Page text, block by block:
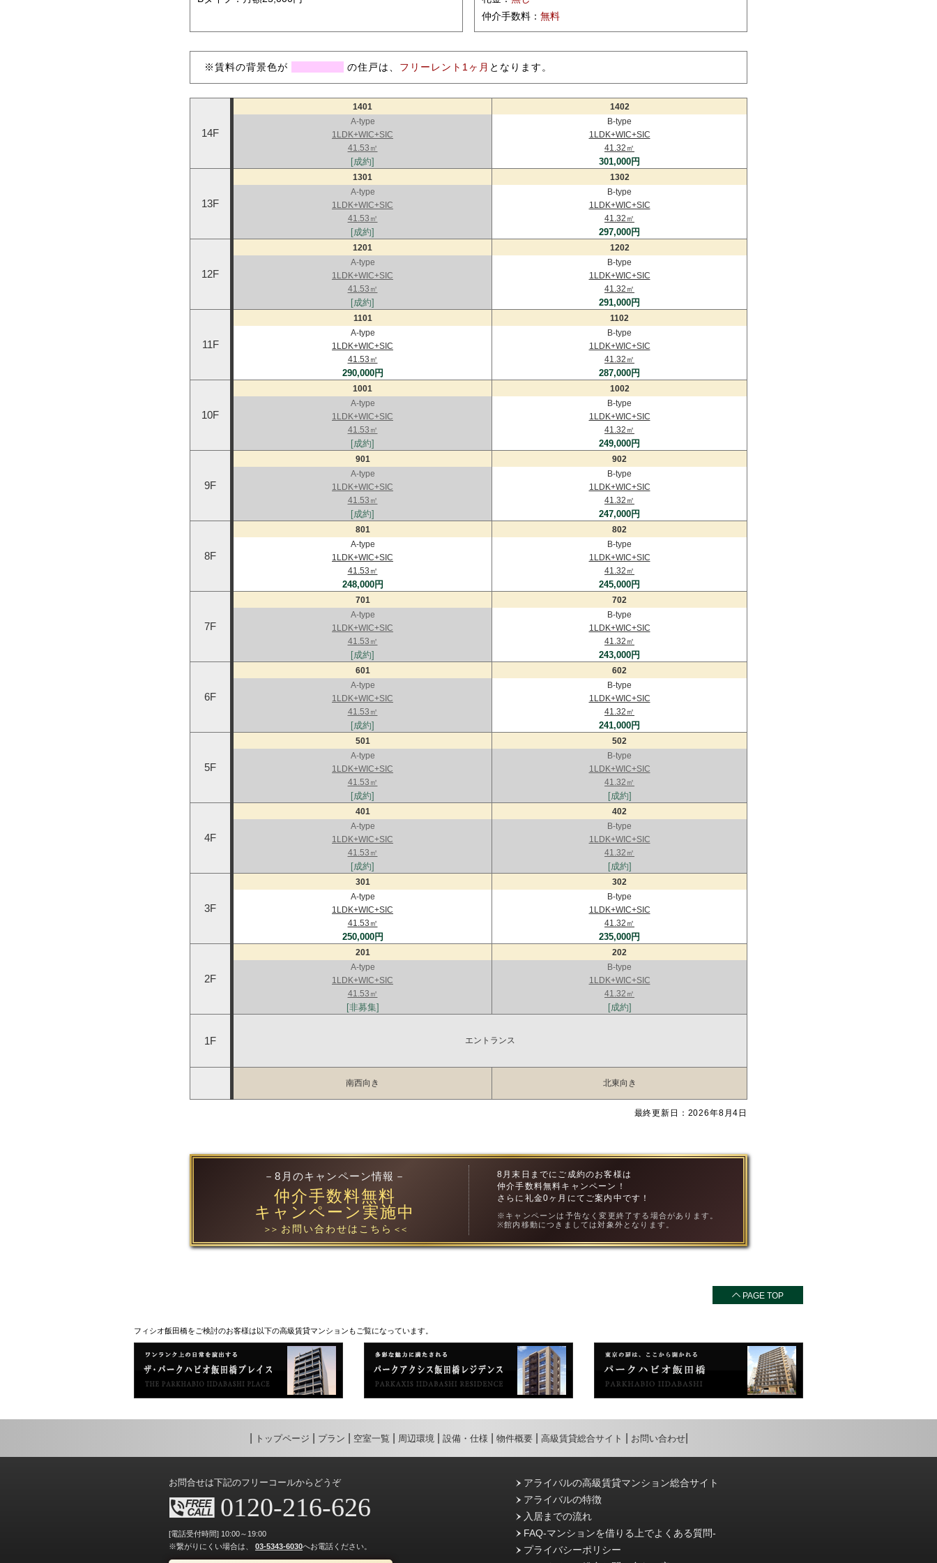
仲介手数料： 無料
※賃料の背景色が の住戸は、 フリーレント1ヶ月 となります。
14F
1401
A-type
1LDK+WIC+SIC
41.53㎡
[成約]
1402
B-type
1LDK+WIC+SIC
41.32㎡
301,000円
13F
1301
A-type
1LDK+WIC+SIC
41.53㎡
[成約]
1302
B-type
1LDK+WIC+SIC
41.32㎡
297,000円
12F
1201
A-type
1LDK+WIC+SIC
41.53㎡
[成約]
1202
B-type
1LDK+WIC+SIC
41.32㎡
291,000円
11F
1101
A-type
1LDK+WIC+SIC
41.53㎡
290,000円
1102
B-type
1LDK+WIC+SIC
41.32㎡
287,000円
10F
1001
A-type
1LDK+WIC+SIC
41.53㎡
[成約]
1002
B-type
1LDK+WIC+SIC
41.32㎡
249,000円
9F
901
A-type
1LDK+WIC+SIC
41.53㎡
[成約]
902
B-type
1LDK+WIC+SIC
41.32㎡
247,000円
8F
801
A-type
1LDK+WIC+SIC
41.53㎡
248,000円
802
B-type
1LDK+WIC+SIC
41.32㎡
245,000円
7F
701
A-type
1LDK+WIC+SIC
41.53㎡
[成約]
702
B-type
1LDK+WIC+SIC
41.32㎡
243,000円
6F
601
A-type
1LDK+WIC+SIC
41.53㎡
[成約]
602
B-type
1LDK+WIC+SIC
41.32㎡
241,000円
5F
501
A-type
1LDK+WIC+SIC
41.53㎡
[成約]
502
B-type
1LDK+WIC+SIC
41.32㎡
[成約]
4F
401
A-type
1LDK+WIC+SIC
41.53㎡
[成約]
402
B-type
1LDK+WIC+SIC
41.32㎡
[成約]
3F
301
A-type
1LDK+WIC+SIC
41.53㎡
250,000円
302
B-type
1LDK+WIC+SIC
41.32㎡
235,000円
2F
201
A-type
1LDK+WIC+SIC
41.53㎡
[非募集]
202
B-type
1LDK+WIC+SIC
41.32㎡
[成約]
1F エントランス
南西向き 北東向き
最終更新日：2026年8月4日
－8月のキャンペーン情報－
仲介手数料無料
キャンペーン実施中
＞＞ お問い合わせはこちら ＜＜
8月末日までにご成約のお客様は
仲介手数料無料キャンペーン！
さらに礼金0ヶ月にてご案内中です！
※キャンペーンは予告なく変更終了する場合があります。
※館内移動につきましては対象外となります。
PAGE TOP
フィシオ飯田橋をご検討のお客様は以下の高級賃貸マンションもご覧になっています。
トップページ プラン 空室一覧 周辺環境 設備・仕様 物件概要 高級賃貸総合サイト お問い合わせ
お問合せは下記のフリーコールからどうぞ
0120-216-626
[電話受付時間] 10:00～19:00
※繋がりにくい場合は、
03-5343-6030へお電話ください。
アライバルの高級賃貸マンション総合サイト
アライバルの特徴
入居までの流れ
FAQ-マンションを借りる上でよくある質問-
プライバシーポリシー